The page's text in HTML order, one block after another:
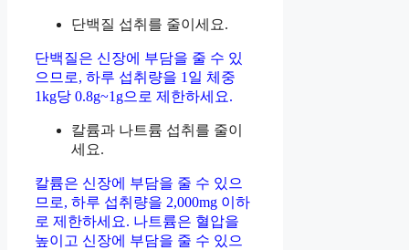
단백질 섭취를 줄이세요.
단백질은 신장에 부담을 줄 수 있
으므로, 하루 섭취량을 1일 체중
1kg당 0.8g~1g으로 제한하세요.
칼륨과 나트륨 섭취를 줄이
세요.
칼륨은 신장에 부담을 줄 수 있으
므로, 하루 섭취량을 2,000mg 이하
로 제한하세요. 나트륨은 혈압을
높이고 신장에 부담을 줄 수 있으